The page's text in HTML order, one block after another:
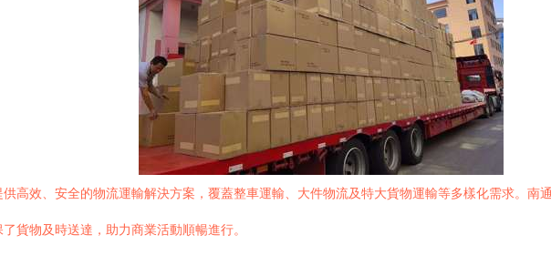
高效、安全的物流運輸解決方案，覆蓋整車運輸、大件物流及特大貨物運輸等多樣化需求。南
貨物及時送達，助力商業活動順暢進行。